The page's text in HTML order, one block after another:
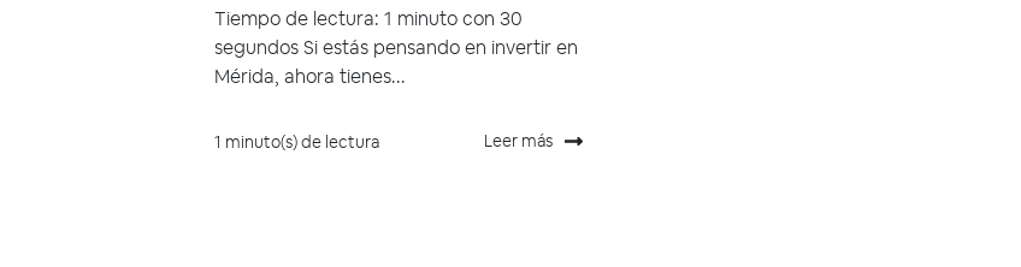
Tiempo de lectura: 1 minuto con 30
segundos Si estás pensando en invertir en
Mérida, ahora tienes...
1 minuto(s) de lectura Leer más